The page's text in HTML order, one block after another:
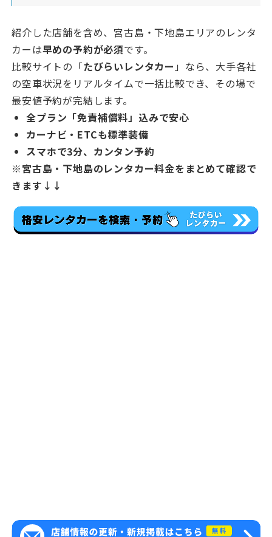
紹介した店舗を含め、宮古島・下地島エリアのレンタ
カーは早めの予約が必須です。
比較サイトの「たびらいレンタカー 」なら、大手各社
の空車状況をリアルタイムで一括比較でき、その場で
最安値予約が完結します。
全プラン「免責補償料」込みで安心
カーナビ・ETCも標準装備
スマホで3分、カンタン予約
※宮古島・下地島のレンタカー料金をまとめて確認で
きます↓↓